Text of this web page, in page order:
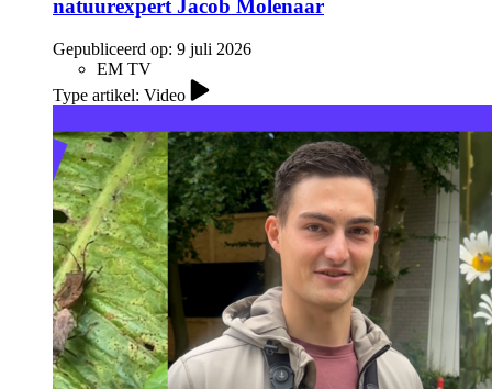
natuurexpert Jacob Molenaar
Gepubliceerd op: 9 juli 2026
EM TV
Type artikel: Video